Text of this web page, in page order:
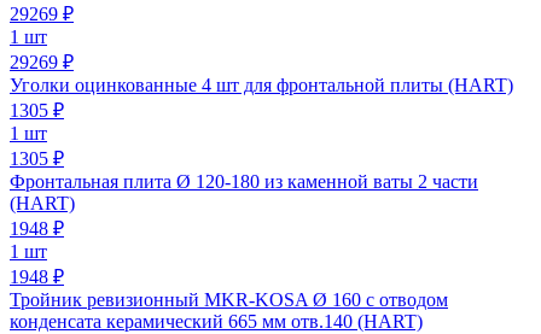
29269 ₽
1 шт
29269 ₽
Уголки оцинкованные 4 шт для фронтальной плиты (HART)
1305 ₽
1 шт
1305 ₽
Фронтальная плита Ø 120-180 из каменной ваты 2 части
(HART)
1948 ₽
1 шт
1948 ₽
Тройник ревизионный MKR-KOSA Ø 160 с отводом
конденсата керамический 665 мм отв.140 (HART)